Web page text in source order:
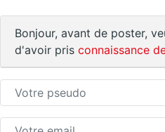
Bonjour, avant de poster,
d'avoir pris connaissance